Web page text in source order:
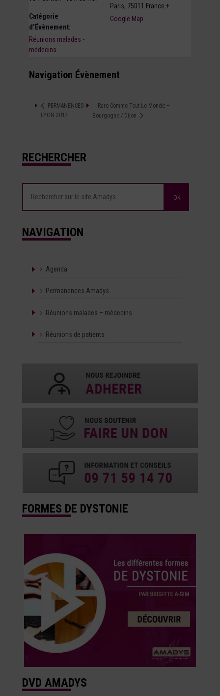
Catégorie
d’Évènement:
Réunions malades -
médecins
Paris, 75011 France +
Google Map
Navigation Évènement
PERMANENCES
LYON 2017
Rare Comme Tout Le Monde –
Bourgogne / Dijon
RECHERCHER
NAVIGATION
Agenda
Permanences Amadys
Réunions malades – médecins
Réunions de patients
FORMES DE DYSTONIE
DVD AMADYS